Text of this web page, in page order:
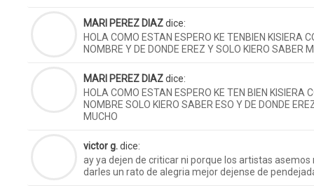
MARI PEREZ DIAZdice:
HOLA COMO ESTAN ESPERO KE TENBIEN KISIERA
NOMBRE Y DE DONDE EREZ Y SOLO KIERO SABER
MARI PEREZ DIAZdice:
HOLA COMO ESTAN ESPERO KE TEN BIEN KISIERA
NOMBRE SOLO KIERO SABER ESO Y DE DONDE
MUCHO
victor g.dice:
ay ya dejen de criticar ni porque los artistas
darles un rato de alegria mejor dejense de